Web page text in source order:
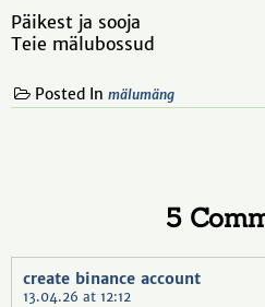
Päikest ja sooja
Teie mälubossud
Posted In mälumäng
5
create binance account
13.04.26 at 12:12